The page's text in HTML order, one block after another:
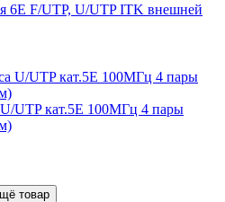
6E F/UTP, U/UTP ITK внешней
U/UTP кат.5E 100МГц 4 пары
товар